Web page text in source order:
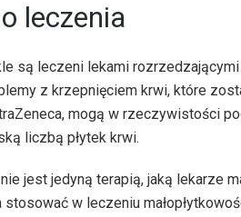
leczenia
są leczeni lekami
z krzepnięciem krwi, które
mogą w rzeczywistości
liczbą płytek krwi.
jest jedyną terapią, jaką lekarze
w leczeniu